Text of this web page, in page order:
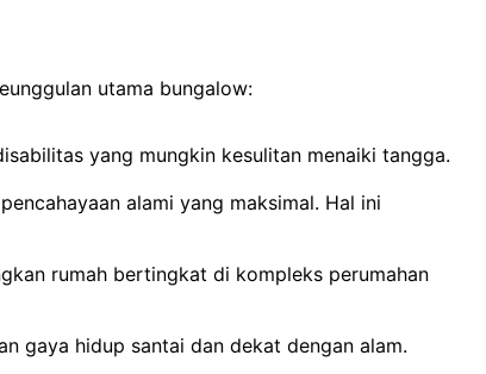
utama bungalow:
yang mungkin kesulitan menaiki tangga.
alami yang maksimal. Hal ini
rumah bertingkat di kompleks perumahan
gaya hidup santai dan dekat dengan alam.